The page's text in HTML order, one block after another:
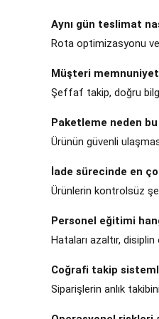
Aynı gün teslimat
Rota optimizasyonu
Müşteri
Şeffaf takip, doğru
Paketleme neden
Ürünün güvenli
İade sürecinde en
Ürünlerin kontrolsüz
Personel eğitimi
Hataları azaltır,
Coğrafi takip
Siparişlerin anlık